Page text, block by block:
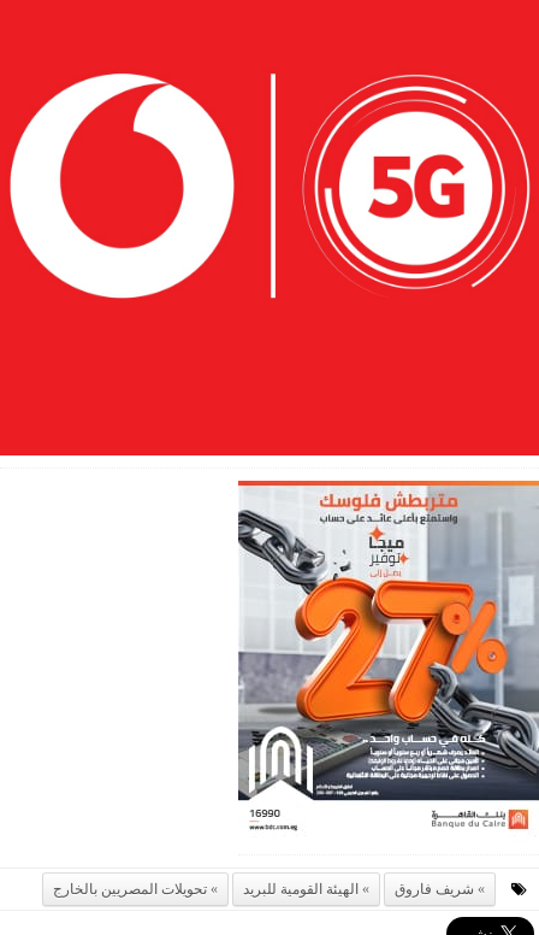
شريف فاروق الهيئة القومية للبريد تحويلات المصريين بالخارج